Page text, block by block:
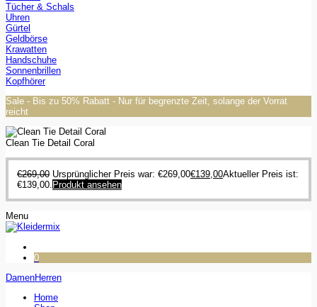
Tücher & Schals
Uhren
Gürtel
Geldbörse
Krawatten
Handschuhe
Sonnenbrillen
Kopfhörer
Sale - Bis zu 50% Rabatt - Nur für begrenzte Zeit, solange der Vorrat
reicht
Clean Tie Detail Coral
€269,00 Ursprünglicher Preis war: €269,00€139,00Aktueller Preis ist:
€139,00. Produkt ansehen
Menu
0
DamenHerren
Home